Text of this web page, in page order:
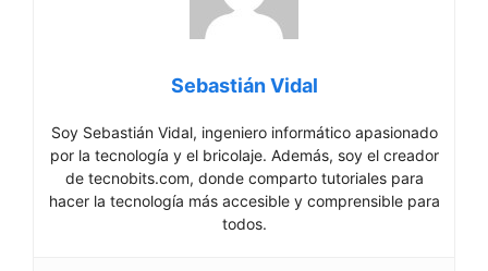
Sebastián Vidal
Soy Sebastián Vidal, ingeniero informático apasionado
por la tecnología y el bricolaje. Además, soy el creador
de tecnobits.com, donde comparto tutoriales para
hacer la tecnología más accesible y comprensible para
todos.